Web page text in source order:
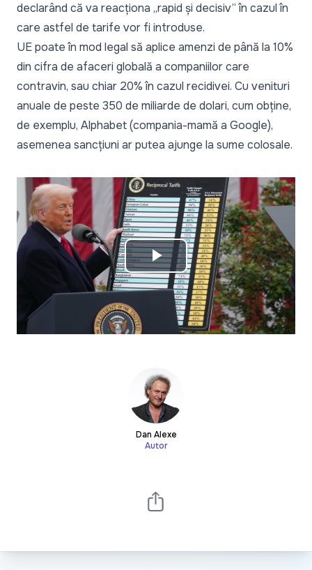
declarând că va reacționa „rapid și decisiv” în cazul în
care astfel de tarife vor fi introduse.
UE poate în mod legal să aplice amenzi de până la 10%
din cifra de afaceri globală a companiilor care
contravin, sau chiar 20% în cazul recidivei. Cu venituri
anuale de peste 350 de miliarde de dolari, cum obține,
de exemplu, Alphabet (compania-mamă a Google),
asemenea sancțiuni ar putea ajunge la sume colosale.
Play
Video
Dan Alexe
Autor